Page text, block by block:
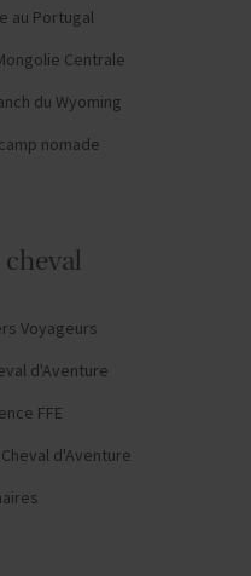
au Portugal
Centrale
du Wyoming
nomade
Voyageurs
d'Aventure
FFE
d'Aventure